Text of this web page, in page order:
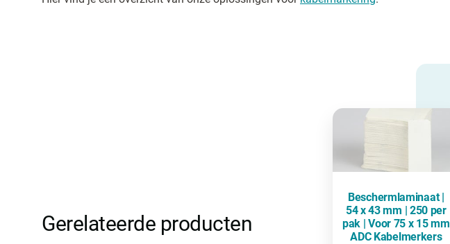
Gerelateerde producten
Beschermlaminaat |
54 x 43 mm | 250 per
pak | Voor 75 x 15 mm
ADC Kabelmerkers